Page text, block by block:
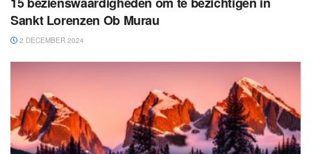
Sankt Lorenzen Ob Murau
2 DECEMBER 2024